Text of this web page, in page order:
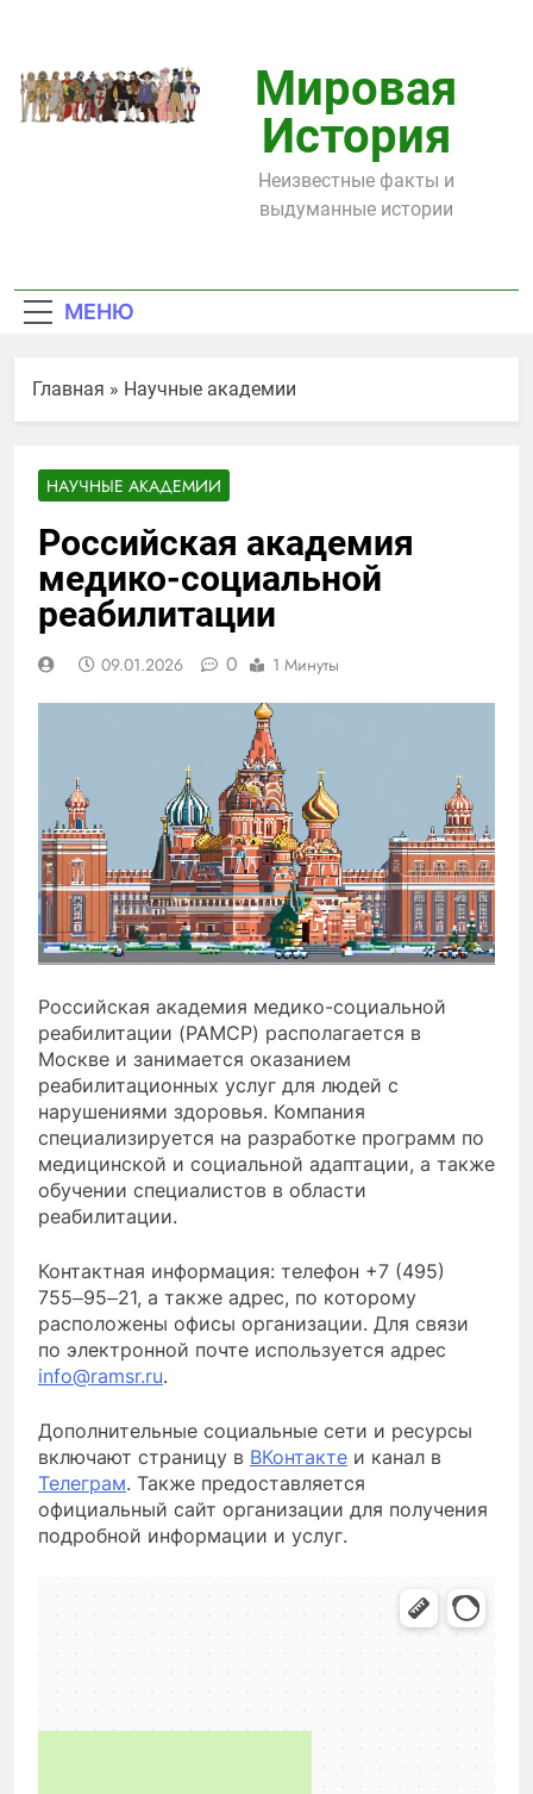
содержимому
Мировая
История
Неизвестные факты и
выдуманные истории
МЕНЮ
Главная » Научные академии
НАУЧНЫЕ АКАДЕМИИ
Российская академия
медико-социальной
реабилитации
09.01.2026 0 1 Минуты
Российская академия медико-социальной
реабилитации (РАМСР) располагается в
Москве и занимается оказанием
реабилитационных услуг для людей с
нарушениями здоровья. Компания
специализируется на разработке программ по
медицинской и социальной адаптации, а также
обучении специалистов в области
реабилитации.
Контактная информация: телефон +7 (495)
755‒95‒21, а также адрес, по которому
расположены офисы организации. Для связи
по электронной почте используется адрес
info@ramsr.ru.
Дополнительные социальные сети и ресурсы
включают страницу в ВКонтакте и канал в
Телеграм. Также предоставляется
официальный сайт организации для получения
подробной информации и услуг.